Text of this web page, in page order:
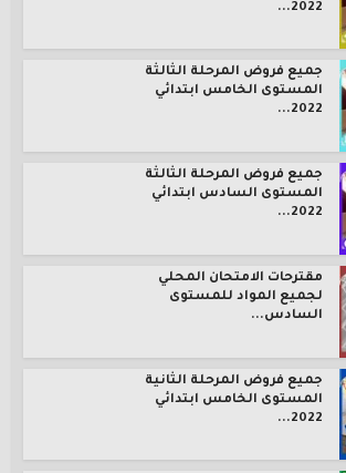
2022...
جميع فروض المرحلة الثالثة
المستوى الخامس ابتدائي
2022...
جميع فروض المرحلة الثالثة
المستوى السادس ابتدائي
2022...
مقترحات الامتحان المحلي
لجميع المواد للمستوى
السادس...
جميع فروض المرحلة الثانية
المستوى الخامس ابتدائي
2022...